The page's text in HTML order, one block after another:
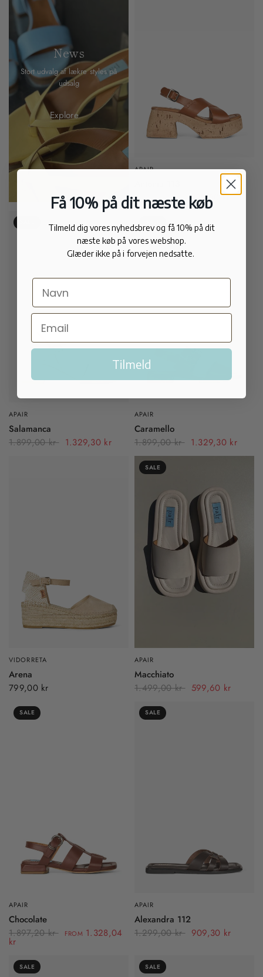
News
Stort udvalg af lækre styles på
udsalg
Explore
APAIR
1.399,00 kr 979,30 kr
APAIR
Salamanca
1.899,00 kr 1.329,30 kr
APAIR
Caramello
1.899,00 kr 1.329,30 kr
VIDORRETA
Arena
799,00 kr
SALE
APAIR
Macchiato
1.499,00 kr 599,60 kr
SALE
APAIR
Chocolate
1.897,20 kr
FROM1.328,04
kr
SALE
APAIR
Alexandra 112
1.299,00 kr 909,30 kr
SALE SALE
Få 10% på dit næste køb
Tilmeld dig vores nyhedsbrev og få 10% på dit
næste køb på vores webshop.
Glæder ikke på i forvejen nedsatte.
Tilmeld